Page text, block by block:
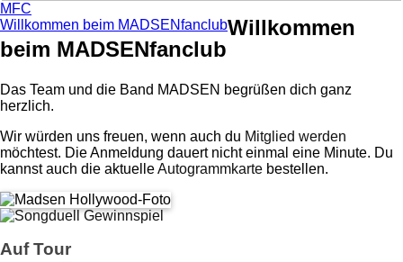
MFC
Willkommen beim MADSENfanclubWillkommen
beim MADSENfanclub
Das Team und die Band MADSEN begrüßen dich ganz
herzlich.
Wir würden uns freuen, wenn auch du Mitglied werden
möchtest. Die Anmeldung dauert nicht einmal eine Minute. Du
kannst auch die aktuelleAutogrammkarte bestellen.
Auf Tour